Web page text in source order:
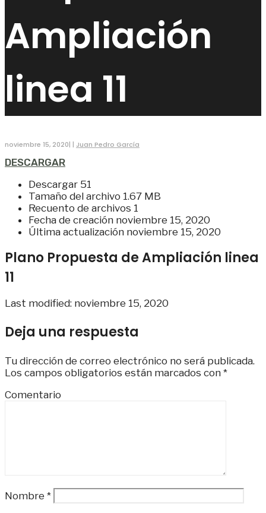
Ampliación
linea 11
noviembre 15, 2020| | Juan Pedro García
DESCARGAR
Descargar 51
Tamaño del archivo 1.67 MB
Recuento de archivos 1
Fecha de creación noviembre 15, 2020
Última actualización noviembre 15, 2020
Plano Propuesta de Ampliación linea
11
Last modified: noviembre 15, 2020
Deja una respuesta
Tu dirección de correo electrónico no será publicada.
Los campos obligatorios están marcados con *
Comentario
Nombre *